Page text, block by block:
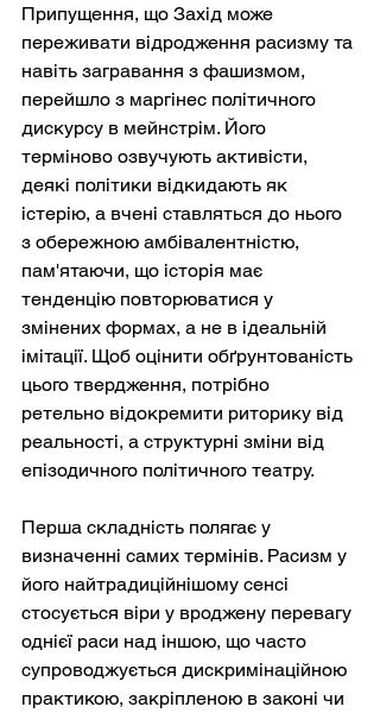
Припущення, що Захід може
переживати відродження расизму та
навіть загравання з фашизмом,
перейшло з маргінес політичного
дискурсу в мейнстрім. Його
терміново озвучують активісти,
деякі політики відкидають як
істерію, а вчені ставляться до нього
з обережною амбівалентністю,
пам'ятаючи, що історія має
тенденцію повторюватися у
змінених формах, а не в ідеальній
імітації. Щоб оцінити обґрунтованість
цього твердження, потрібно
ретельно відокремити риторику від
реальності, а структурні зміни від
епізодичного політичного театру.
Перша складність полягає у
визначенні самих термінів. Расизм у
його найтрадиційнішому сенсі
стосується віри у вроджену перевагу
однієї раси над іншою, що часто
супроводжується дискримінаційною
практикою, закріпленою в законі чи